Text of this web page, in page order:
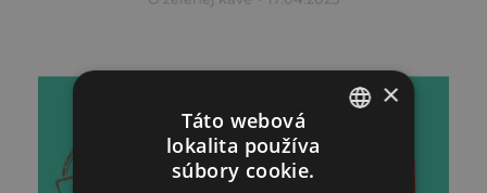
×
Táto webová
lokalita používa
súbory cookie.